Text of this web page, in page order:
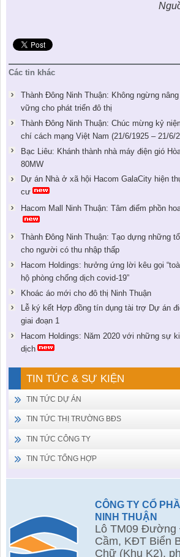
Các tin khác
Thành Đông Ninh Thuận: Không ngừng
vững cho phát triển đô thị
Thành Đông Ninh Thuận: Chúc mừng kỷ
chí cách mạng Việt Nam (21/6/1925 – 21/6/
Bạc Liêu: Khánh thành nhà máy điện gió
80MW
Dự án Nhà ở xã hội Hacom GalaCity hiện
cư
Hacom Mall Ninh Thuận: Tâm điểm phồn
Thành Đông Ninh Thuận: Tạo dựng những
cho người có thu nhập thấp
Hacom Holdings: hưởng ứng lời kêu gọi
hộ phòng chống dịch covid-19”
Khoác áo mới cho đô thị Ninh Thuận
Lễ ký kết Hợp đồng tín dụng tài trợ Dự án
giai đoạn 1
Hacom Holdings: Năm 2020 với những sự
dịch
TIN TỨC & SỰ KIỆN
TIN TỨC DỰ ÁN
TIN TỨC THỊ TRƯỜNG BĐS
TIN TỨC CÔNG TY
TIN TỨC TỔNG HỢP
CÔNG TY CỔ
NINH THUẬN
Lô TM09 Đường
Cầm, KĐT Biển
Chữ (Khu K2),